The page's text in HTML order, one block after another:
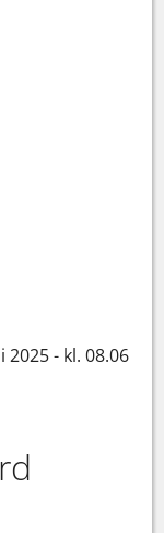
2025 - kl. 08.06